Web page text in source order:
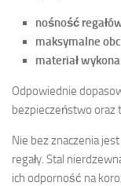
nośność
maksymalne
materiał
Odpowiednie
bezpieczeństwo oraz
Nie bez znaczenia
regały. Stal
ich odporność na